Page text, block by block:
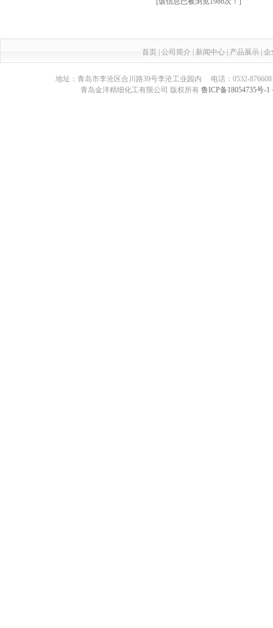
首页 公司简介 新闻中心 产品展示 企
地址：青岛市李沧区合川路39号李沧工业园内 电话：0532-
青岛金洋精细化工有限公司 版权所有 鲁ICP备18054735号-1